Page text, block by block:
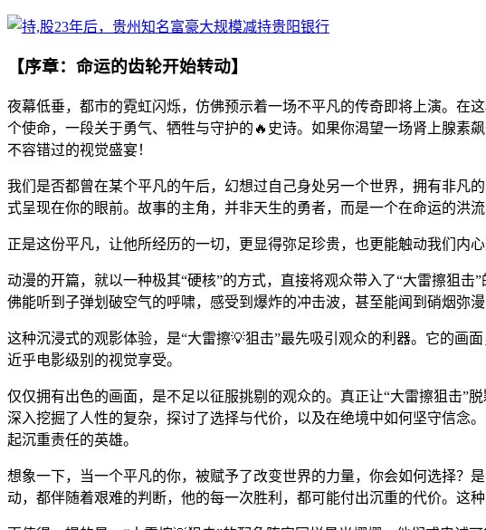
【序章：命运的齿轮开始转动】
夜幕低垂，都市的霓虹闪烁，仿佛预示着一场不平凡的传奇即将上演。
个使命，一段关于勇气、牺牲与守护的🔥史诗。如果你渴望一场肾上腺素
不容错过的视觉盛宴！
我们是否都曾在某个平凡的午后，幻想过自己身处另一个世界，拥有非凡
式呈现在你的眼前。故事的主角，并非天生的勇者，而是一个在命运的洪流
正是这份平凡，让他所经历的一切，更显得弥足珍贵，也更能触动我们内心
动漫的开篇，就以一种极其“硬核”的方式，直接将观众带入了“大雷擦狙
佛能听到子弹划破空气的呼啸，感受到爆炸的冲击波，甚至能闻到硝烟弥漫
这种沉浸式的观影体验，是“大雷擦💡狙击”最先吸引观众的利器。它的画
近乎电影级别的视觉享受。
仅仅拥有出色的画面，是不足以征服挑剔的观众的。真正让“大雷擦狙击”
深入挖掘了人性的复杂，探讨了选择与代价，以及在绝境中如何坚守信念
起沉重责任的英雄。
想象一下，当一个平凡的你，被赋予了改变世界的力量，你会如何选择？
动，都伴随着艰难的判断，他的每一次胜利，都可能付出沉重的代价。这